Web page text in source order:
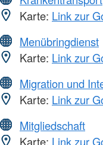
Karte: Link zur
Menübringdienst
Karte: Link zur
Migration und
Karte: Link zur
Mitgliedschaft
Karte: Link zur